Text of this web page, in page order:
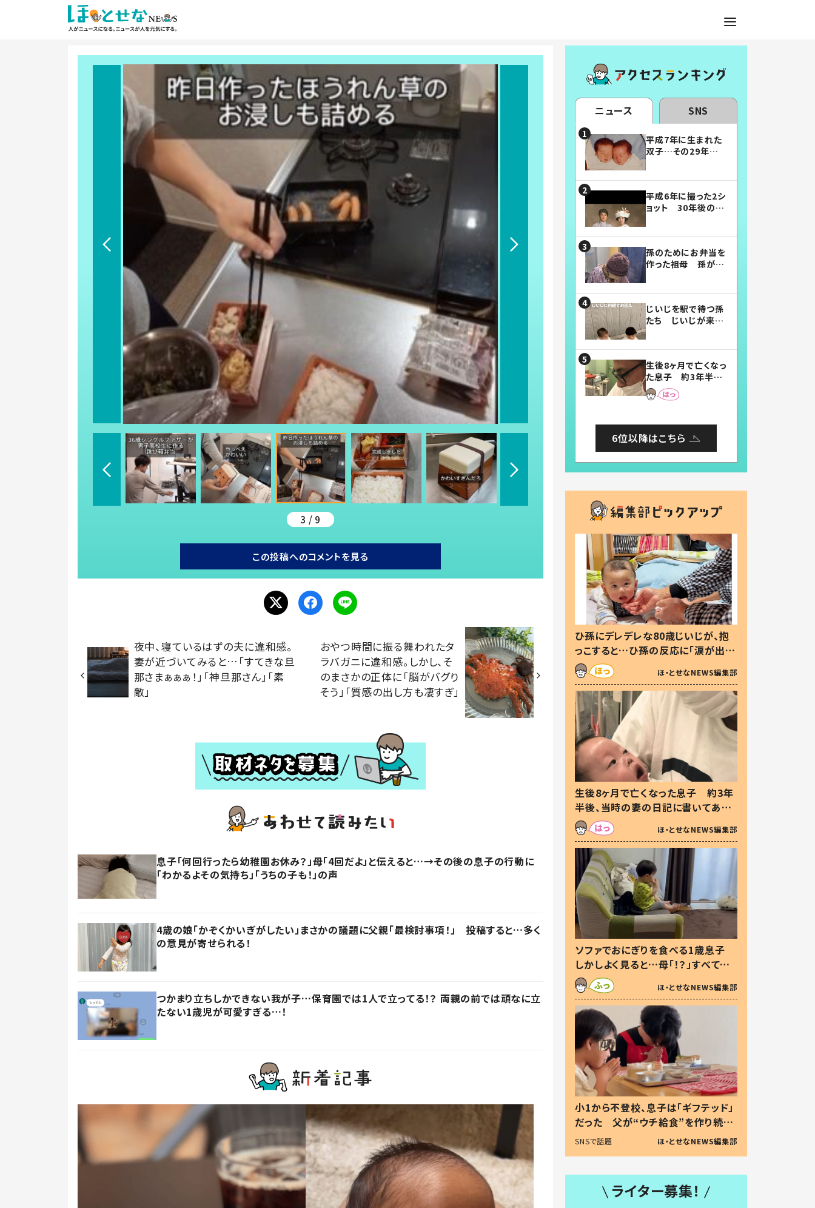
3 / 9
この投稿へのコメントを見る
夜中、寝ているはずの夫に違和感。
妻が近づいてみると…「すてきな旦
那さまぁぁぁ！」「神旦那さん」「素
敵」
おやつ時間に振る舞われたタ
ラバガニに違和感。しかし、そ
のまさかの正体に「脳がバグり
そう」「質感の出し方も凄すぎ」
息子「何回行ったら幼稚園お休み？」母「4回だよ」と伝えると…→その後の息子の行動に
「わかるよその気持ち」「うちの子も！」の声
4歳の娘「かぞくかいぎがしたい」まさかの議題に父親「最検討事項！」 投稿すると…多く
の意見が寄せられる！
つかまり立ちしかできない我が子…保育園では1人で立ってる！？ 両親の前では頑なに立
たない1歳児が可愛すぎる…！
ニュース SNS
平成7年に生まれた
双子…その29年後
平成6年に撮った2シ
ョット 30年後の姿
孫のためにお弁当を
作った祖母 孫が絶
じいじを駅で待つ孫
たち じいじが来た
まらない」「幸せにな
れる」
生後8ヶ月で亡くなっ
た息子 約3年半
後、当時の妻の日記
に書いてあった本音
6位以降はこちら
ひ孫にデレデレな80歳じいじが、抱
っこすると…ひ孫の反応に「涙が出ま
した」「可愛くて仕方ない」
ほ・とせなNEWS編集部
生後8ヶ月で亡くなった息子 約3年
半後、当時の妻の日記に書いてあっ
た本音とは
ほ・とせなNEWS編集部
ソファでおにぎりを食べる1歳息子
しかしよく見ると…母「！？」すべてを
察した母の投稿に「可愛いから許
す！」「現行犯〜」
ほ・とせなNEWS編集部
小1から不登校、息子は「ギフテッド」
だった 父が“ウチ給食”を作り続け
る理由とは #令和の親 #令和の子
SNSで話題 ほ・とせなNEWS編集部
ライター募集！